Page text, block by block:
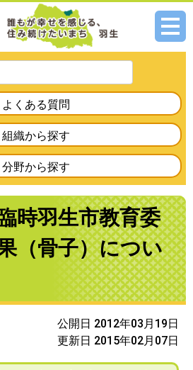
メニ
よくある質問
組織から探す
分野から探す
時羽生市教育委
（骨子）につい
公開日 2012年03月19日
更新日 2015年02月07日